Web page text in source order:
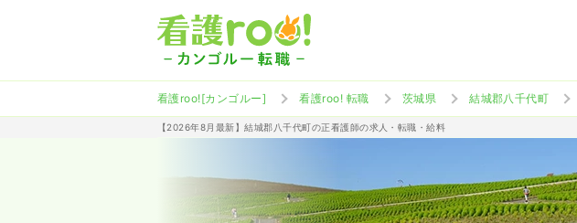
看護roo![カンゴルー] 看護roo! 転職 茨城県 結城郡八千代町
【2026年8月最新】結城郡八千代町の正看護師の求人・転職・給料